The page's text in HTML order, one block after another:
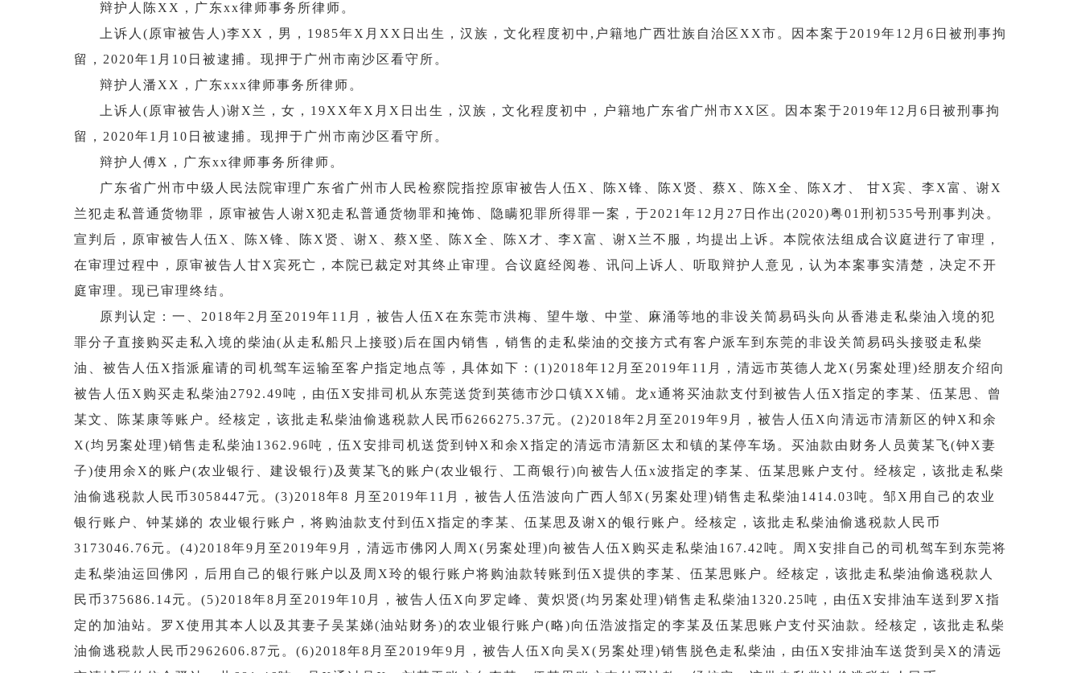
辩护人陈XX，广东xx律师事务所律师。
上诉人 (原审被告人)李XX，男，1985年X月XX日出生，汉族，文化程度初中,户籍地广西壮族自治区XX市。因本案于2019年12月6日被刑事拘
留，2020年1月10日被逮捕。现押于广州市南沙区看守所。
辩护人潘XX，广东xxx律师事务所律师。
上诉人(原审被告人)谢X兰，女，19XX年X月X日出生，汉族，文化程度初中，户籍地广东省广州市XX区。因本案于2019年12月6日被刑事拘
留，2020年1月10日被逮捕。现押于广州市南沙区看守 所。
辩护人傅X，广东xx律师事务所律师。
广东省广州市中级人民法院审理广东省广州市人民检察院指控原审被告人伍 X、陈X锋、陈X贤、蔡X、陈X全、陈X才、 甘X宾、李X富、谢X
兰犯走私普通货物罪，原审被告人谢X犯走私普通货物罪和掩饰、隐瞒犯罪所得罪一案，于2021年12月27日作出(2020)粤01刑初535号刑事判决。
宣判后，原审被告人伍X、陈X锋、陈X贤、谢X、蔡X坚、陈X全、陈X才、李X富、谢X兰不服，均提出上诉。本院依法组成合议庭进行了审理，
在审理过程中，原审被告人甘X宾死亡，本院已裁定对其终止审理。合议庭经阅卷、讯问上诉人、听取辩护人意见，认为本案事实清楚，决定不开
庭审理。现已审理终结。
原判认定：一、2018年2月至2019年11月，被告人伍X在东莞市洪梅、望牛墩、中堂、麻涌等地的非设关简易码头向从香港走私柴油入境的犯
罪分子直接购买走私入境的柴油(从走私船只上接驳)后在国内销售，销售的走私柴油的交接方式有客户派车到东莞的非设关简易码头接驳走私柴
油、被告人伍X指派雇请的司机驾车运输至客户指定地点等，具体如下：(1)2018年12月至2019年11月，清远市英德人龙X(另案处理)经朋友介绍向
被告人伍X购买走私柴油2792.49吨，由伍X安排司机从东莞送货到英德市沙口镇XX铺。龙x通将买油款支付到被告人伍X指定的李某、伍某思、曾
某文、陈某康等账户。经核定，该批走私柴油偷逃税款人民币6266275.37元。(2)2018年2月至2019年9月，被告人伍X向清远市清新区的钟X和余
X(均另案处理)销售走私柴油1362.96吨，伍X安排司机送货到钟X和余X指定的清远市清新区太和镇的某停车场。买油款由财务人员黄某飞(钟X妻
子)使用余X的账户(农业银行、建设银行)及黄某飞的账户(农业银行、工商银行)向被告人伍x波指定的李某、伍某思账户支付。经核定，该批走私柴
油偷逃税款人民币3058447元。(3)2018年8 月至2019年11月，被告人伍浩波向广西人邹X(另案处理)销售走私柴油1414.03吨。邹X用自己的农业
银行账户、钟某娣的 农业银行账户，将购油款支付到伍X指定的李某、伍某思及谢X的银行账户。经核定，该批走私柴油偷逃税款人民币
3173046.76元。(4)2018年9月至2019年9月，清远市佛冈人周X(另案处理)向被告人伍X购买走私柴油167.42吨。周X安排自己的司机驾车到东莞将
走私柴油运回佛冈，后用自己的银行账户以及周X玲的银行账户将购油款转账到伍X提供的李某、伍某思账户。经核定，该批走私柴油偷逃税款人
民币375686.14元。(5)2018年8月至2019年10月，被告人伍X向罗定峰、黄炽贤(均另案处理)销售走私柴油1320.25吨，由伍X安排油车送到罗X指
定的加油站。罗X使用其本人以及其妻子吴某娣(油站财务)的农业银行账户(略)向伍浩波指定的李某及伍某思账户支付买油款。经核定，该批走私柴
油偷逃税款人民币2962606.87元。(6)2018年8月至2019年9月，被告人伍X向吴X(另案处理)销售脱色走私柴油，由伍X安排油车送货到吴X的清远